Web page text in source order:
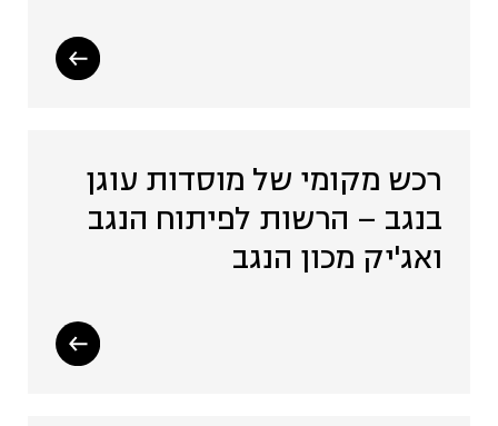
רכש מקומי של מוסדות עוגן
בנגב – הרשות לפיתוח הנגב
ואג'יק מכון הנגב